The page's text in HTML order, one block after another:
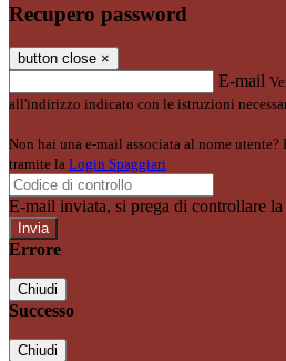
Recupero password
button close ×
E-mail
all'indirizzo indicato con le istruzioni
Non hai una e-mail associata al nome
tramite la Login Spaggiari
E-mail inviata, si prega di controllare
Errore
Chiudi
Successo
Chiudi